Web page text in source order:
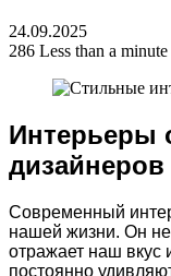
24.09.2025
286 Less than a minute
Интерьеры
дизайнеров
Современный
нашей жизни. Он не
отражает наш вкус
постоянно